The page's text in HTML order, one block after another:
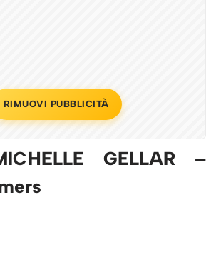
RIMUOVI PUBBLICITÀ
GELLAR –